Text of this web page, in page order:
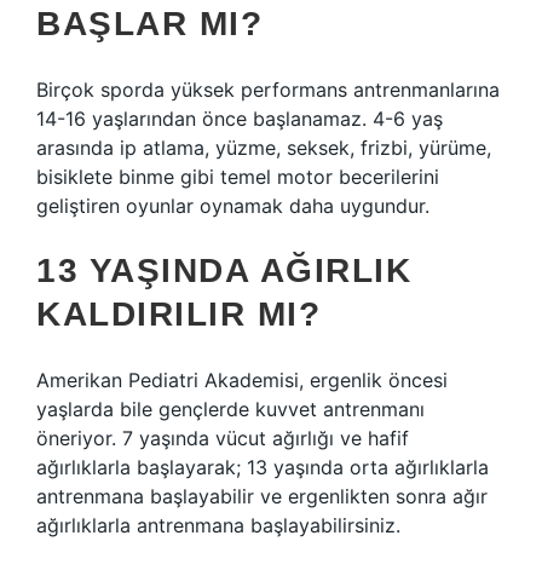
BAŞLAR MI?
Birçok sporda yüksek performans antrenmanlarına
14-16 yaşlarından önce başlanamaz. 4-6 yaş
arasında ip atlama, yüzme, seksek, frizbi, yürüme,
bisiklete binme gibi temel motor becerilerini
geliştiren oyunlar oynamak daha uygundur.
13 YAŞINDA AĞIRLIK
KALDIRILIR MI?
Amerikan Pediatri Akademisi, ergenlik öncesi
yaşlarda bile gençlerde kuvvet antrenmanı
öneriyor. 7 yaşında vücut ağırlığı ve hafif
ağırlıklarla başlayarak; 13 yaşında orta ağırlıklarla
antrenmana başlayabilir ve ergenlikten sonra ağır
ağırlıklarla antrenmana başlayabilirsiniz.